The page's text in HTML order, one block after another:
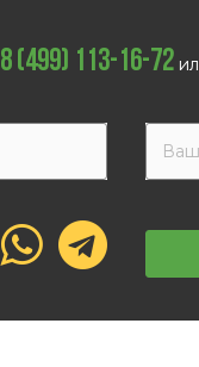
8 (499) 113-16-72